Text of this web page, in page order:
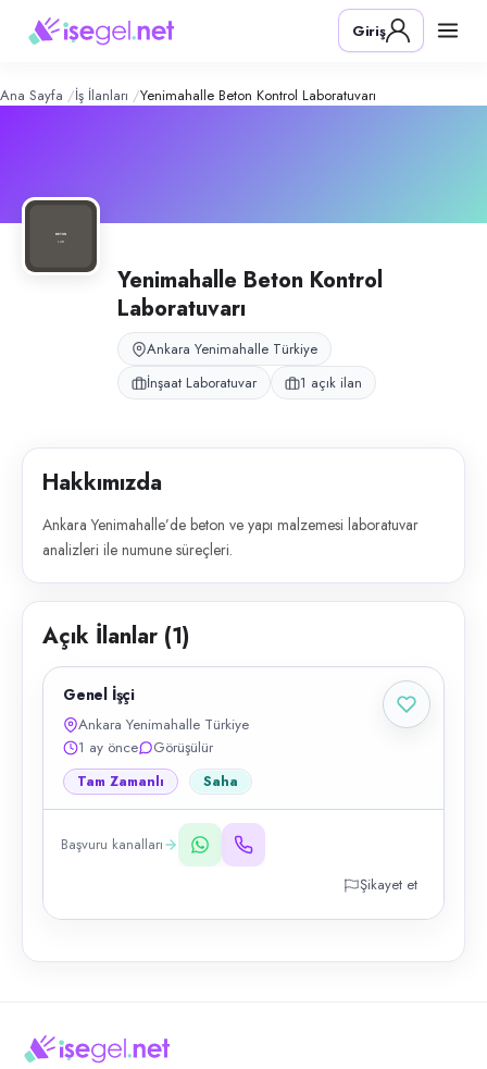
Beton Kontrol
Konum:
Ankara Yenimahalle’de beton ve yapı malzemesi laboratuvar
Giriş
Ana Sayfa İş İlanları Yenimahalle Beton Kontrol Laboratuvarı
Yenimahalle Beton Kontrol
Laboratuvarı
Ankara Yenimahalle Türkiye
İnşaat Laboratuvar
1 açık ilan
Hakkımızda
Ankara Yenimahalle’de beton ve yapı malzemesi laboratuvar
analizleri ile numune süreçleri.
Açık İlanlar (1)
Genel İşçi
Ankara Yenimahalle Türkiye
1 ay önce
Görüşülür
Tam Zamanlı Saha
Başvuru kanalları
Şikayet et